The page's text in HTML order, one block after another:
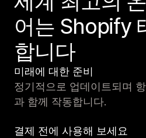
어는 Shopify
합니다
미래에 대한 준비
정기적으로 업데이트되며
과 함께 작동합니다.
결제 전에 사용해 보세요